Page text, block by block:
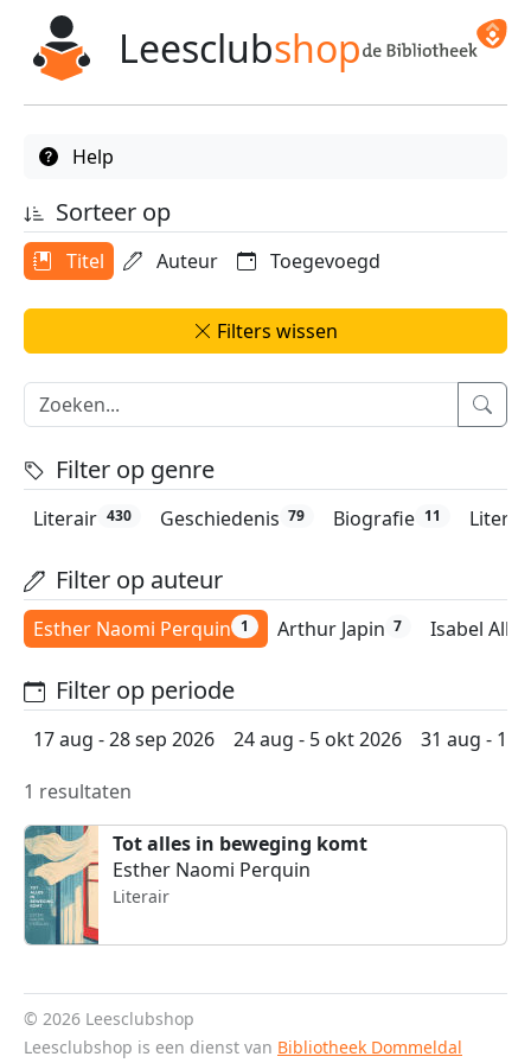
Leesclubshop
Help
Sorteer op
Titel Auteur Toegevoegd
Filters wissen
Filter op genre
Literair 430 Geschiedenis 79 Biografie 11
Filter op auteur
Arthur Japin 7 Isabel
Esther Naomi Perquin 1
Filter op periode
17 aug - 28 sep 2026 24 aug - 5 okt 2026
31 aug - 12
1 resultaten
Tot alles in beweging komt
Esther Naomi Perquin
Literair
© 2026 Leesclubshop
Leesclubshop is een dienst van Bibliotheek Dommeldal